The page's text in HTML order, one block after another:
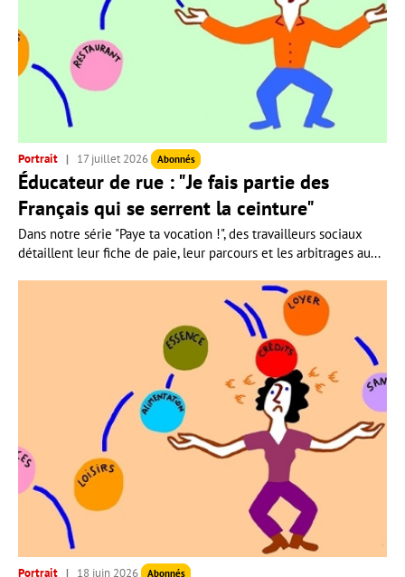
Portrait 17 juillet 2026 Abonnés
Éducateur de rue : "Je fais partie des
Français qui se serrent la ceinture"
Dans notre série "Paye ta vocation !", des travailleurs sociaux
détaillent leur fiche de paie, leur parcours et les arbitrages au...
Portrait 18 juin 2026 Abonnés